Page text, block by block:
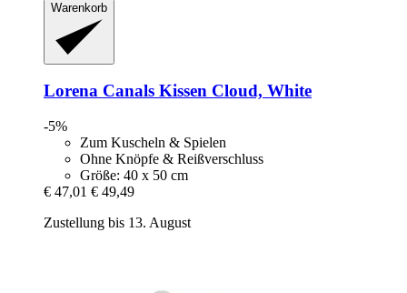
Warenkorb
Lorena Canals Kissen Cloud, White
-5%
Zum Kuscheln & Spielen
Ohne Knöpfe & Reißverschluss
Größe: 40 x 50 cm
€ 47,01 € 49,49
Zustellung bis 13. August